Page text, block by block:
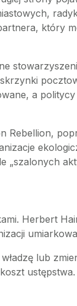
który
a
Rebellion,
„szalonych
Herbert
lub
ustępstwa.